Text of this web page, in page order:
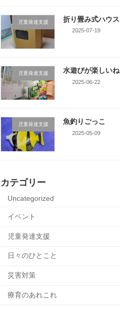
児童発達支援 折り畳み式ハウス
2025-07-19
児童発達支援 水遊びが楽しいね
2025-06-22
児童発達支援 魚釣りごっこ
2025-05-09
カテゴリー
Uncategorized
イベント
児童発達支援
日々のひとこと
災害対策
療育のあれこれ